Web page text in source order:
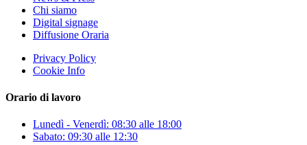
Chi siamo
Digital signage
Diffusione Oraria
Privacy Policy
Cookie Info
Orario di lavoro
Lunedì - Venerdì: 08:30 alle 18:00
Sabato: 09:30 alle 12:30